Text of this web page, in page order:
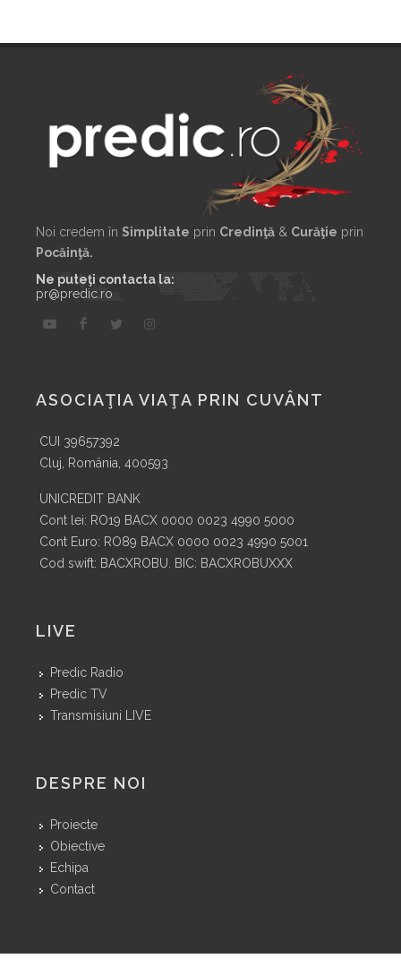
Noi credem în Simplitate prin Credinţă & Curăţie prin
Pocăinţă.
Ne puteţi contacta la:
pr@predic.ro
ASOCIAŢIA VIAŢA PRIN CUVÂNT
CUI 39657392
Cluj, România, 400593
UNICREDIT BANK
Cont lei: RO19 BACX 0000 0023 4990 5000
Cont Euro: RO89 BACX 0000 0023 4990 5001
Cod swift: BACXROBU. BIC: BACXROBUXXX
LIVE
Predic Radio
Predic TV
Transmisiuni LIVE
DESPRE NOI
Proiecte
Obiective
Echipa
Contact